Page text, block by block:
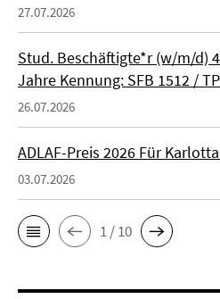
27.07.2026
Stud. Beschäftigte*r (w/m/d)
Jahre Kennung: SFB 1512 /
26.07.2026
ADLAF-Preis 2026 Für
03.07.2026
1 / 10